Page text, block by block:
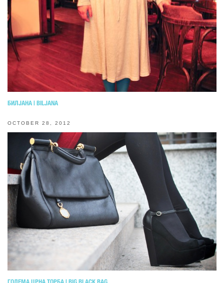
БИЛЈАНА | BILJANA
OCTOBER 28, 2012
ГОЛЕМА ЦРНА ТОРБА | BIG BLACK BAG